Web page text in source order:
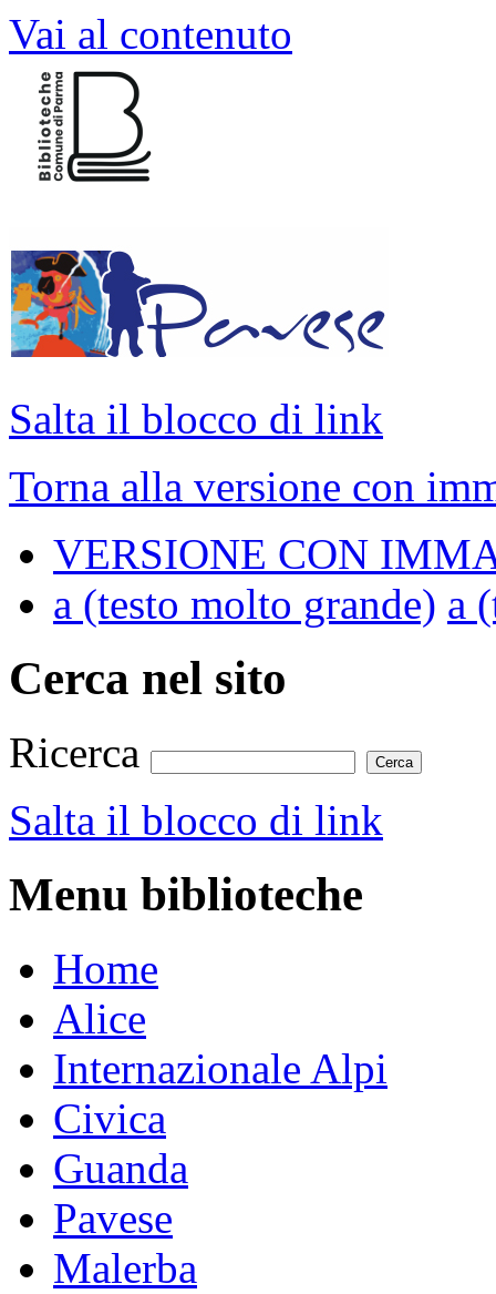
Vai al contenuto
Salta il blocco di link
Torna alla versione con
VERSIONE CON
a (testo molto grande) a
Cerca nel sito
Ricerca
Salta il blocco di link
Menu biblioteche
Home
Alice
Internazionale Alpi
Civica
Guanda
Pavese
Malerba